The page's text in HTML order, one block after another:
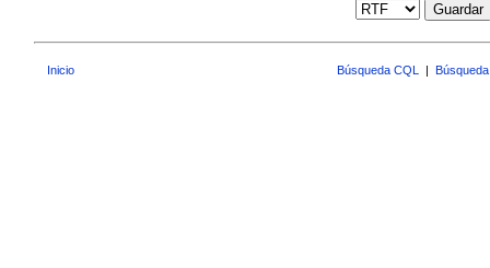
Guardar
Inicio Búsqueda CQL